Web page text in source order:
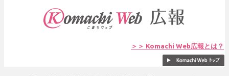
＞＞ Komachi Web広報とは？